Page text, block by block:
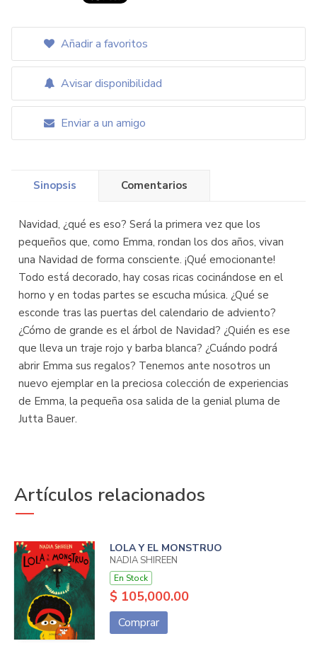
Añadir a favoritos
Avisar disponibilidad
Enviar a un amigo
Sinopsis Comentarios
Navidad, ¿qué es eso? Será la primera vez que los
pequeños que, como Emma, rondan los dos años, vivan
una Navidad de forma consciente. ¡Qué emocionante!
Todo está decorado, hay cosas ricas cocinándose en el
horno y en todas partes se escucha música. ¿Qué se
esconde tras las puertas del calendario de adviento?
¿Cómo de grande es el árbol de Navidad? ¿Quién es ese
que lleva un traje rojo y barba blanca? ¿Cuándo podrá
abrir Emma sus regalos? Tenemos ante nosotros un
nuevo ejemplar en la preciosa colección de experiencias
de Emma, la pequeña osa salida de la genial pluma de
Jutta Bauer.
Artículos relacionados
LOLA Y EL MONSTRUO
NADIA SHIREEN
En Stock
$ 105,000.00
Comprar